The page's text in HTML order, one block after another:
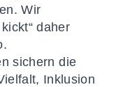
Wir
daher
sichern die
Inklusion